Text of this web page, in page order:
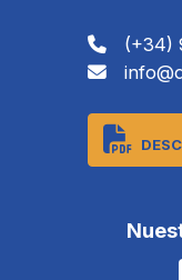
(+34)